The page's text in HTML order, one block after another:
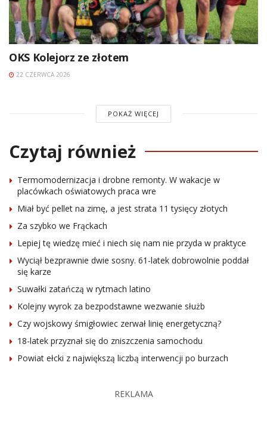
OKS Kolejorz ze złotem
22 CZERWCA 2026
POKAŻ WIĘCEJ
Czytaj również
Termomodernizacja i drobne remonty. W wakacje w
placówkach oświatowych praca wre
Miał być pellet na zimę, a jest strata 11 tysięcy złotych
Za szybko we Frąckach
Lepiej tę wiedzę mieć i niech się nam nie przyda w praktyce
Wyciął bezprawnie dwie sosny. 61-latek dobrowolnie poddał
się karze
Suwałki zatańczą w rytmach latino
Kolejny wyrok za bezpodstawne wezwanie służb
Czy wojskowy śmigłowiec zerwał linię energetyczną?
18-latek przyznał się do zniszczenia samochodu
Powiat ełcki z największą liczbą interwencji po burzach
REKLAMA